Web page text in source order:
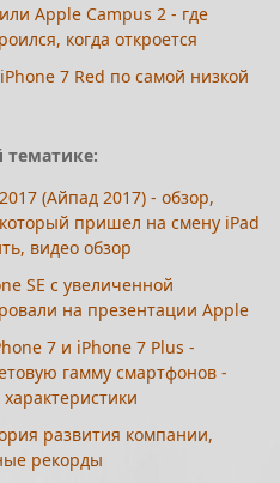
Apple Campus 2 - где
когда откроется
7 Red по самой низкой
тематике:
(Айпад 2017) - обзор,
пришел на смену iPad
видео обзор
SE с увеличенной
на презентации Apple
7 и iPhone 7 Plus -
гамму смартфонов -
развития компании,
рекорды